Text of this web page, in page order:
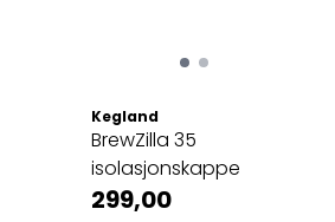
Kegland
BrewZilla 35
isolasjonskappe
299,00